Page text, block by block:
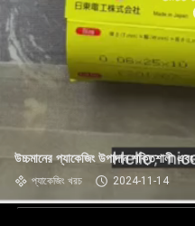
উচ্চমানের প্যাকেজিং উপাদান শক্তিশালী এবং
প্যাকেজিং খরচ 2024-11-14